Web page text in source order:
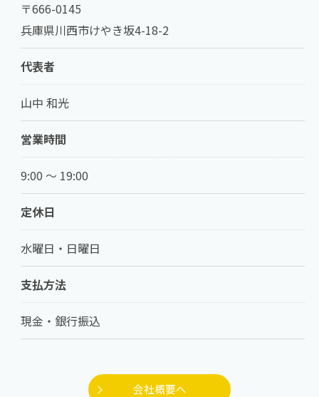
〒666-0145
兵庫県川西市けやき坂4-18-2
代表者
山中 和光
営業時間
9:00 ～ 19:00
定休日
水曜日・日曜日
支払方法
現金・銀行振込
会社概要へ